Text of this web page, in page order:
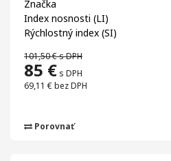
Značka
Index nosnosti (LI)
Rýchlostný index (SI)
101,50 €s DPH
85 € s DPH
69,11 € bez DPH
Porovnať